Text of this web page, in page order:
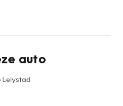
voor uw gemoedsrust
van binnen en buiten
voordelen bij de dealer
auto
Lelystad